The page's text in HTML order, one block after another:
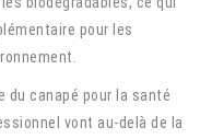
pour les
du canapé pour la santé
vont au-delà de la